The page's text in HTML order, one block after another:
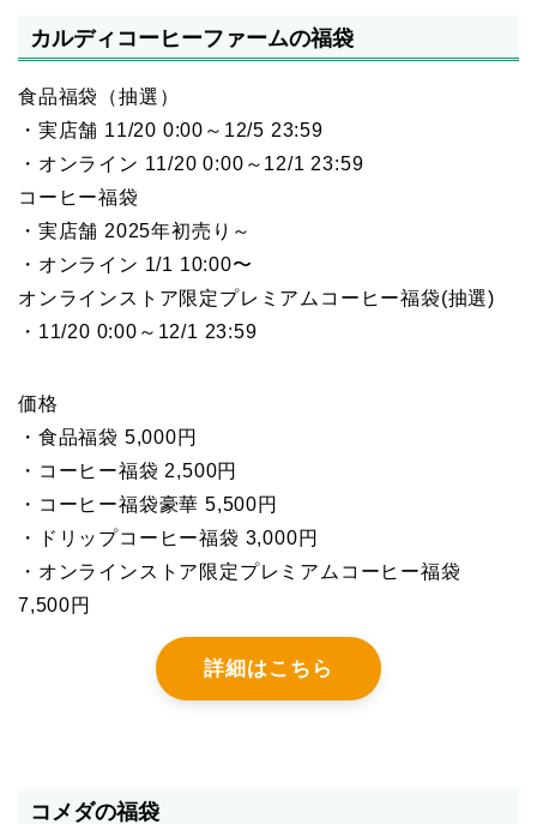
カルディコーヒーファームの福袋
食品福袋（抽選）
・実店舗 11/20 0:00～12/5 23:59
・オンライン 11/20 0:00～12/1 23:59
コーヒー福袋
・実店舗 2025年初売り～
・オンライン 1/1 10:00〜
オンラインストア限定プレミアムコーヒー福袋(抽選)
・11/20 0:00～12/1 23:59
価格
・食品福袋 5,000円
・コーヒー福袋 2,500円
・コーヒー福袋豪華 5,500円
・ドリップコーヒー福袋 3,000円
・オンラインストア限定プレミアムコーヒー福袋
7,500円
詳細はこちら
コメダの福袋